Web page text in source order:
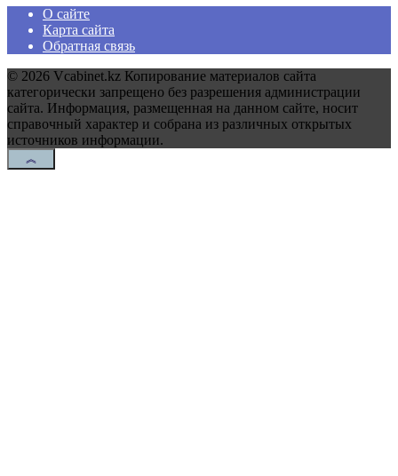
О сайте
Карта сайта
Обратная связь
© 2026 Vcabinet.kz Копирование материалов сайта
категорически запрещено без разрешения администрации
сайта. Информация, размещенная на данном сайте, носит
справочный характер и собрана из различных открытых
источников информации.